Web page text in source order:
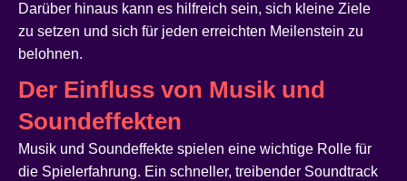
Darüber hinaus kann es hilfreich sein, sich kleine Ziele
zu setzen und sich für jeden erreichten Meilenstein zu
belohnen.
Der Einfluss von Musik und
Soundeffekten
Musik und Soundeffekte spielen eine wichtige Rolle für
die Spielerfahrung. Ein schneller, treibender Soundtrack